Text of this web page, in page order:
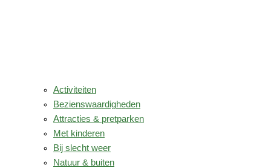
Activiteiten
Bezienswaardigheden
Attracties & pretparken
Met kinderen
Bij slecht weer
Natuur & buiten